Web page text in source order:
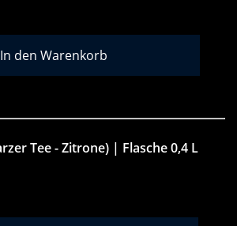
Tee - Zitrone) | Flasche 0,4 L